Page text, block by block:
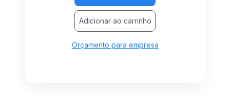
Adicionar ao carrinho
Orçamento para empresa